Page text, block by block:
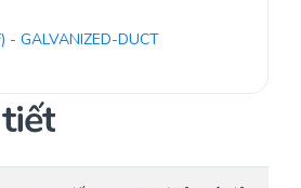
- GALVANIZED-DUCT